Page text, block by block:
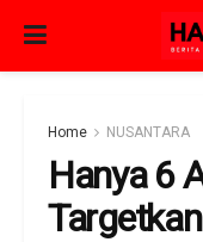
Home NUSANTARA
Hanya 6